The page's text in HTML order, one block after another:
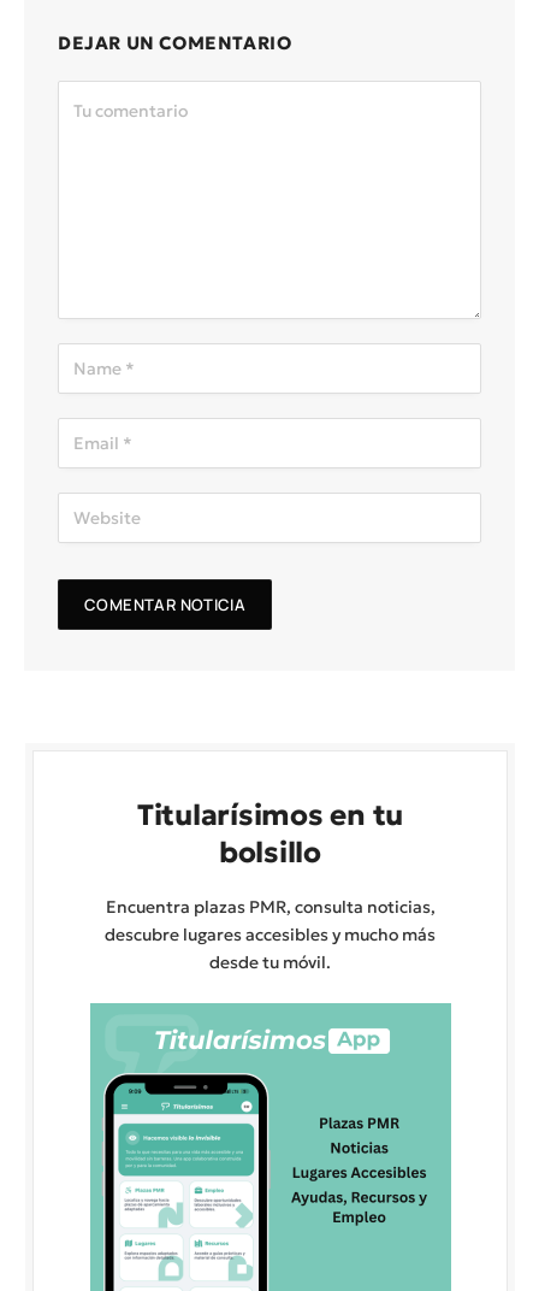
DEJAR UN COMENTARIO
Titularísimos en tu
bolsillo
Encuentra plazas PMR, consulta noticias,
descubre lugares accesibles y mucho más
desde tu móvil.